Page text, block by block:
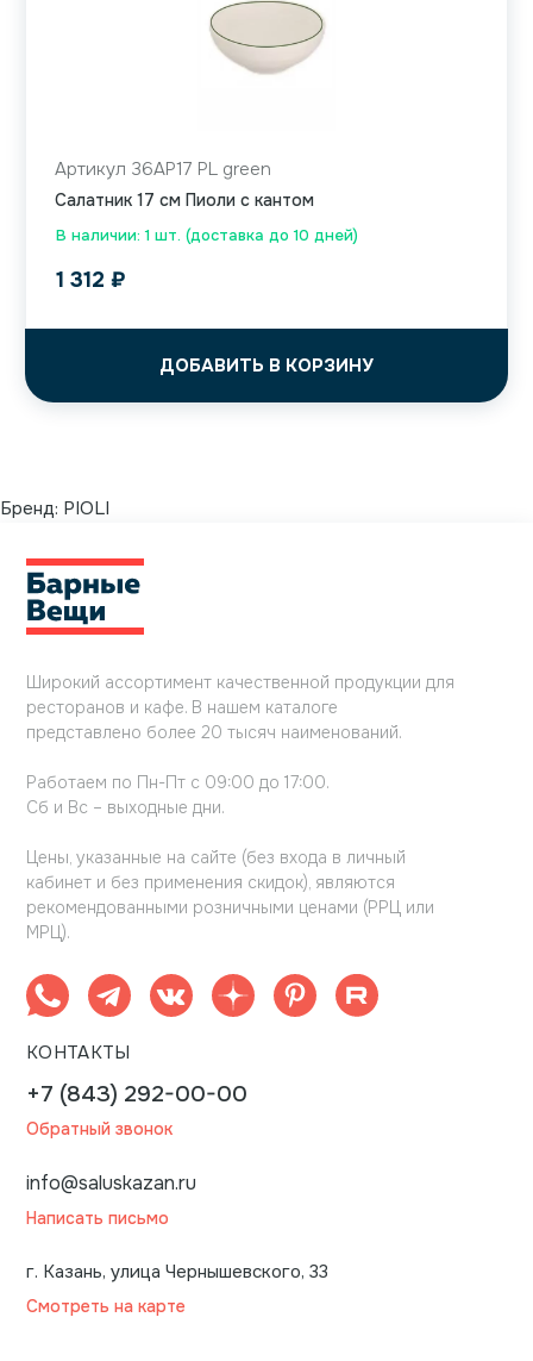
В наличии: 1 шт. (доставка до 10 дней)
Артикул 36AP17 PL green
Салатник 17 см Пиоли с кантом
1 312 ₽
ДОБАВИТЬ В КОРЗИНУ
Бренд: PIOLI
Широкий ассортимент качественной продукции для
ресторанов и кафе. В нашем каталоге
представлено более 20 тысяч наименований.
Работаем по Пн-Пт с 09:00 до 17:00.
Сб и Вс – выходные дни.
Цены, указанные на сайте (без входа в личный
кабинет и без применения скидок), являются
рекомендованными розничными ценами (РРЦ или
МРЦ).
КОНТАКТЫ
+7 (843) 292-00-00
Обратный звонок
info@saluskazan.ru
Написать письмо
г. Казань, улица Чернышевского, 33
Смотреть на карте